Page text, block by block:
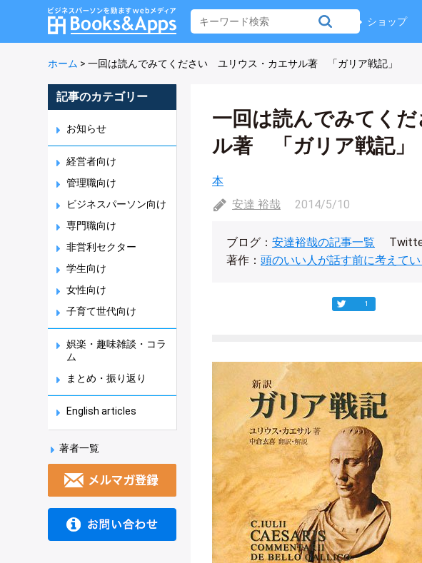
ショップ
ホーム > 一回は読んでみてください ユリウス・カエサル著 「ガリア戦記」
記事のカテゴリー
お知らせ
経営者向け
管理職向け
ビジネスパーソン向け
専門職向け
非営利セクター
学生向け
女性向け
子育て世代向け
娯楽・趣味雑談・コラ
ム
まとめ・振り返り
English articles
著者一覧
一回は読んでみてく
ル著 「ガリア戦記」
本
安達 裕哉
2014/5/10
ブログ： 安達裕哉の記事一覧
著作： 頭のいい人が話す前に考えて
1